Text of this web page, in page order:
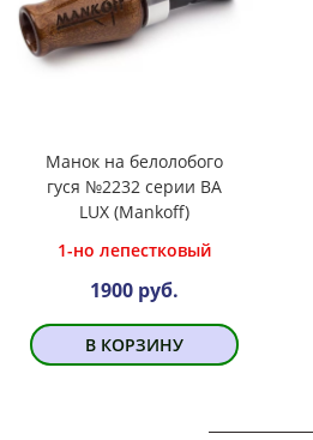
Манок на белолобого
гуся №2232 серии BA
LUX (Mankoff)
1-но лепестковый
1900 руб.
В КОРЗИНУ